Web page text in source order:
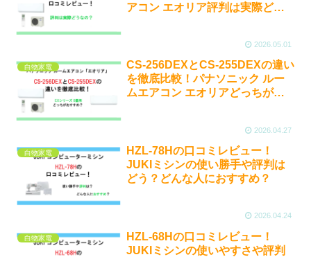
アコン エオリア評判は実際どう
2026.05.01
白物家電
CS-256DEXとCS-255DEXの違い
を徹底比較！パナソニック ルー
ムエアコン エオリアどっちがお
2026.04.27
白物家電
HZL-78Hの口コミレビュー！
JUKIミシンの使い勝手や評判は
どう？どんな人におすすめ？
2026.04.24
白物家電
HZL-68Hの口コミレビュー！
JUKIミシンの使いやすさや評判